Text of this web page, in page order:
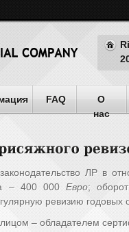
FAQ
О
нас
ЛР в
– 400 000 Евро;
ревизию годовых
– обладателем